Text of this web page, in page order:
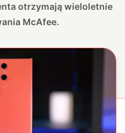
otrzymają wieloletnie
McAfee.